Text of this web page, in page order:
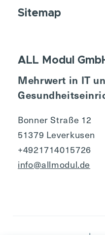
Sitemap
ALL Modul
Mehrwert in IT
Bonner Straße 12
51379 Leverkusen
+4921714015726
info@allmodul.de